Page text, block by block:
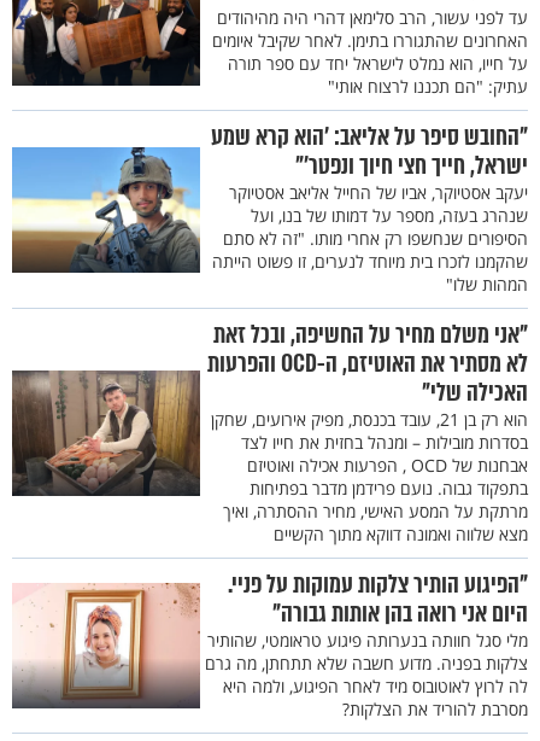
עד לפני עשור, הרב סלימאן דהרי היה מהיהודים
האחרונים שהתגוררו בתימן. לאחר שקיבל איומים
על חייו, הוא נמלט לישראל יחד עם ספר תורה
עתיק: "הם תכננו לרצוח אותי"
"החובש סיפר על אליאב: 'הוא קרא שמע
ישראל, חייך חצי חיוך ונפטר'"
יעקב אסטיוקר, אביו של החייל אליאב אסטיוקר
שנהרג בעזה, מספר על דמותו של בנו, ועל
הסיפורים שנחשפו רק אחרי מותו. "זה לא סתם
שהקמנו לזכרו בית מיוחד לנערים, זו פשוט הייתה
המהות שלו"
"אני משלם מחיר על החשיפה, ובכל זאת
לא מסתיר את האוטיזם, ה-OCD והפרעות
האכילה שלי"
הוא רק בן 21, עובד בכנסת, מפיק אירועים, שחקן
בסדרות מובילות – ומנהל בחזית את חייו לצד
אבחנות של OCD , הפרעות אכילה ואוטיזם
בתפקוד גבוה. נועם פרידמן מדבר בפתיחות
מרתקת על המסע האישי, מחיר ההסתרה, ואיך
מצא שלווה ואמונה דווקא מתוך הקשיים
"הפיגוע הותיר צלקות עמוקות על פניי.
היום אני רואה בהן אותות גבורה"
מלי סגל חוותה בנערותה פיגוע טראומטי, שהותיר
צלקות בפניה. מדוע חשבה שלא תתחתן, מה גרם
לה לרוץ לאוטובוס מיד לאחר הפיגוע, ולמה היא
מסרבת להוריד את הצלקות?